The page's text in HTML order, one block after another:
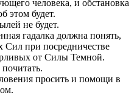
человека, и обстановка
этом будет.
не будет.
гадалка должна понять,
Сил при посредничестве
от Силы Темной.
просить и помощи в